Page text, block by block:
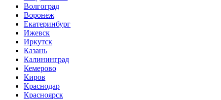
Волгоград
Воронеж
Екатеринбург
Ижевск
Иркутск
Казань
Калининград
Кемерово
Киров
Краснодар
Красноярск